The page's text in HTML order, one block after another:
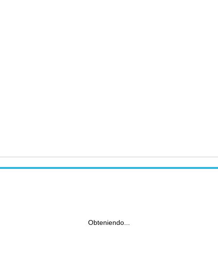
Obteniendo...